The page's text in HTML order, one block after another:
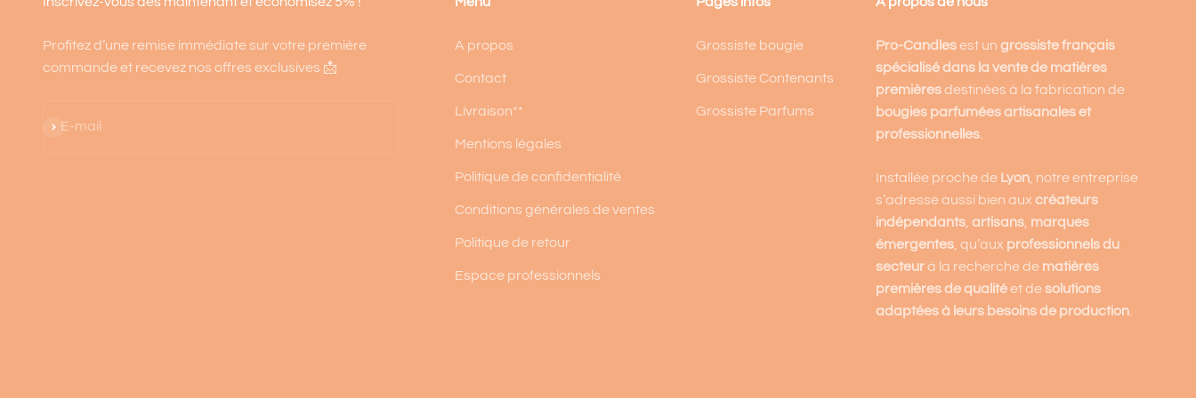
Profitez d’une remise immédiate sur votre première
commande et recevez nos offres exclusives 📩
E-mail
S'inscrire
A propos
Contact
Livraison**
Mentions légales
Politique de confidentialité
Conditions générales de ventes
Politique de retour
Espace professionnels
Grossiste bougie
Grossiste Contenants
Grossiste Parfums
Pro-Candlesest un grossiste français
spécialisé dans la vente de matières
premièresdestinées à la fabrication de
bougies parfumées artisanales et
professionnelles
Installée proche de Lyon , notre entreprise
s’adresse aussi bien aux créateurs
indépendants artisans marques
émergentes , qu’aux professionnels du
secteurà la recherche de matières
premières de qualitéet desolutions
adaptées à leurs besoins de production